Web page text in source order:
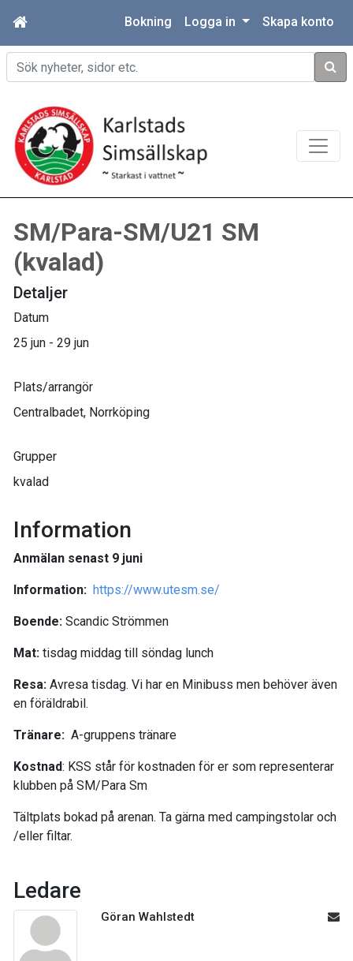
Bokning Logga in Skapa konto
Sök
SM/Para-SM/U21 SM
(kvalad)
Detaljer
Datum
25 jun - 29 jun
Plats/arrangör
Centralbadet, Norrköping
Grupper
kvalad
Information
Anmälan senast 9 juni
Information: https://www.utesm.se/
Boende: Scandic Strömmen
Mat: tisdag middag till söndag lunch
Resa: Avresa tisdag. Vi har en Minibuss men behöver även
en föräldrabil.
Tränare: A-gruppens tränare
Kostnad: KSS står för kostnaden för er som representerar
klubben på SM/Para Sm
Tältplats bokad på arenan. Ta gärna med campingstolar och
/eller filtar.
Ledare
Göran Wahlstedt